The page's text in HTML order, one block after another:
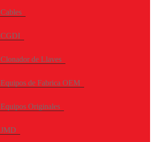
Cables
CGDI
Clonador de Llaves
Equipos de Fabrica OEM
Equipos Originales
JMD